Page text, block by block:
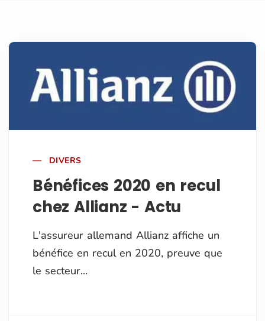
DIVERS
Bénéfices 2020 en recul
chez Allianz - Actu
L'assureur allemand Allianz affiche un
bénéfice en recul en 2020, preuve que
le secteur...